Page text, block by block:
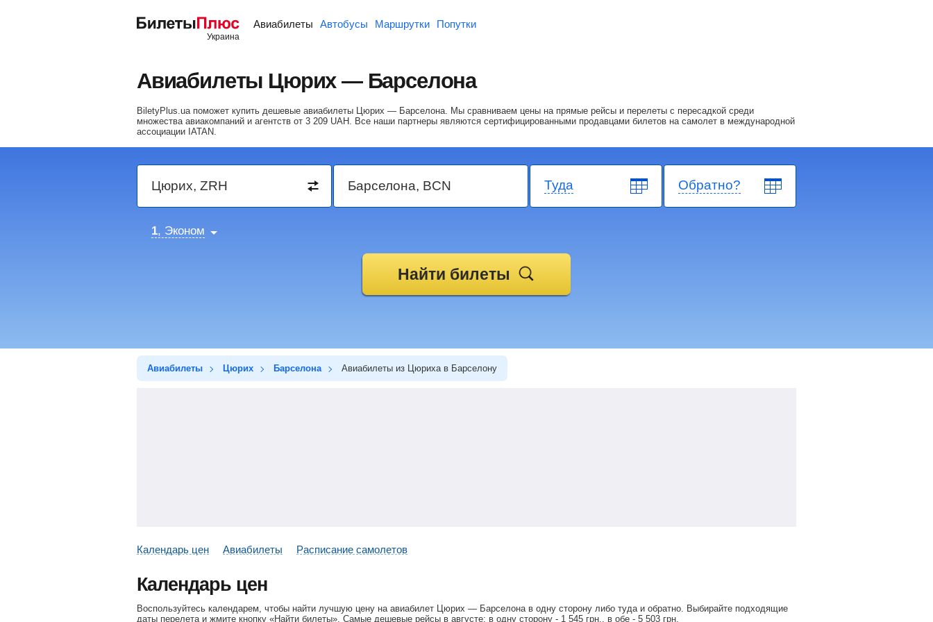
Авиабилеты Автобусы Маршрутки Попутки
Авиабилеты Цюрих — Барселона
BiletyPlus.ua поможет купить дешевые авиабилеты Цюрих — Барселона. Мы сравниваем цены на прямые рейсы и перелеты с пересадкой среди
множества авиакомпаний и агентств от 3 209 UAH . Все наши партнеры являются сертифицированными продавцами билетов на самолет в международной
ассоциации IATAN.
Туда Обратно?
1, Эконом
Найти билеты
Авиабилеты Цюрих Барселона Авиабилеты из Цюриха в Барселону
Календарь цен Авиабилеты Расписание самолетов
Календарь цен
Воспользуйтесь календарем, чтобы найти лучшую цену на авиабилет Цюрих — Барселона в одну сторону либо туда и обратно. Выбирайте подходящие
даты перелета и жмите кнопку «Найти билеты». Самые дешевые рейсы в августе: в одну сторону - 1 545 грн., в обе - 5 503 грн.